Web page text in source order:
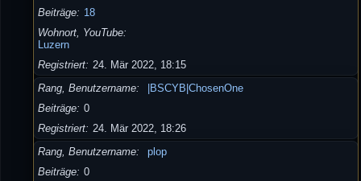
Beiträge
18
Wohnort, YouTube
Luzern
Registriert 24. Mär 2022, 18:15
Rang, Benutzername
|BSCYB|ChosenOne
Beiträge 0
Registriert 24. Mär 2022, 18:26
Rang, Benutzername
plop
Beiträge 0